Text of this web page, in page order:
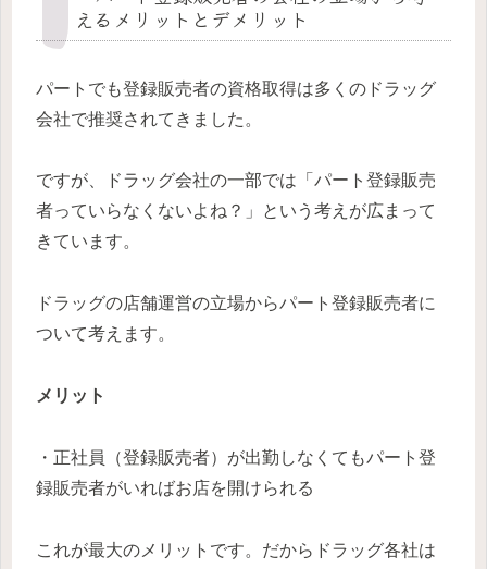
えるメリットとデメリット
パートでも登録販売者の資格取得は多くのドラッグ
会社で推奨されてきました。
ですが、ドラッグ会社の一部では「パート登録販売
者っていらなくないよね？」という考えが広まって
きています。
ドラッグの店舗運営の立場からパート登録販売者に
ついて考えます。
メリット
・正社員（登録販売者）が出勤しなくてもパート登
録販売者がいればお店を開けられる
これが最大のメリットです。だからドラッグ各社は